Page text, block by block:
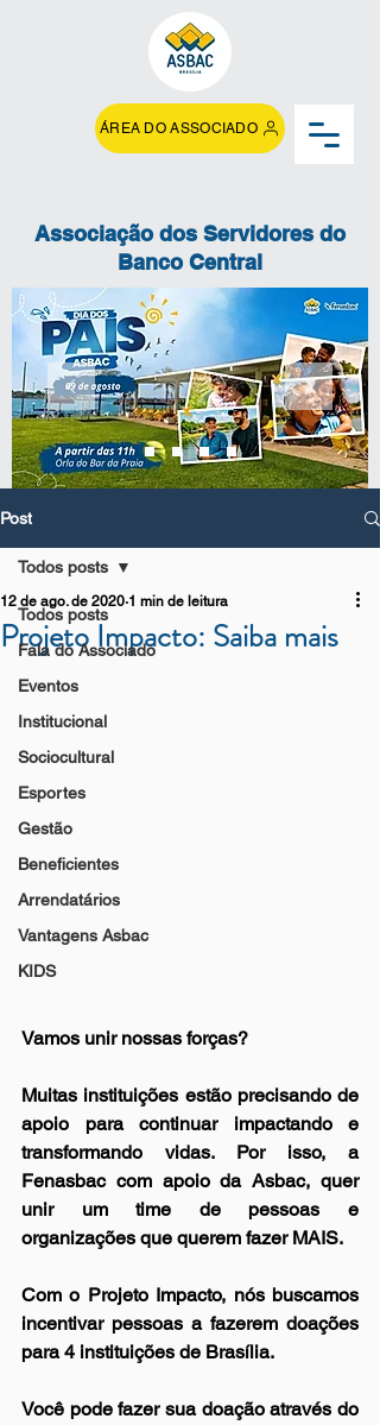
ÁREA DO ASSOCIADO
Associação dos Servidores do
Banco Central
Post
Todos posts
Fala do Associado
Eventos
Institucional
Sociocultural
Esportes
Gestão
Beneficientes
Arrendatários
Vantagens Asbac
KIDS
Todos posts
Projeto Impacto: Saiba mais
12 de ago. de 2020 1 min de leitura
Vamos unir nossas forças?
Muitas instituições estão precisando de
apoio para continuar impactando e
transformando vidas. Por isso, a
Fenasbac com apoio da Asbac, quer
unir um time de pessoas e
organizações que querem fazer MAIS.
Com o Projeto Impacto, nós buscamos
incentivar pessoas a fazerem doações
para 4 instituições de Brasília.
Você pode fazer sua doação através do